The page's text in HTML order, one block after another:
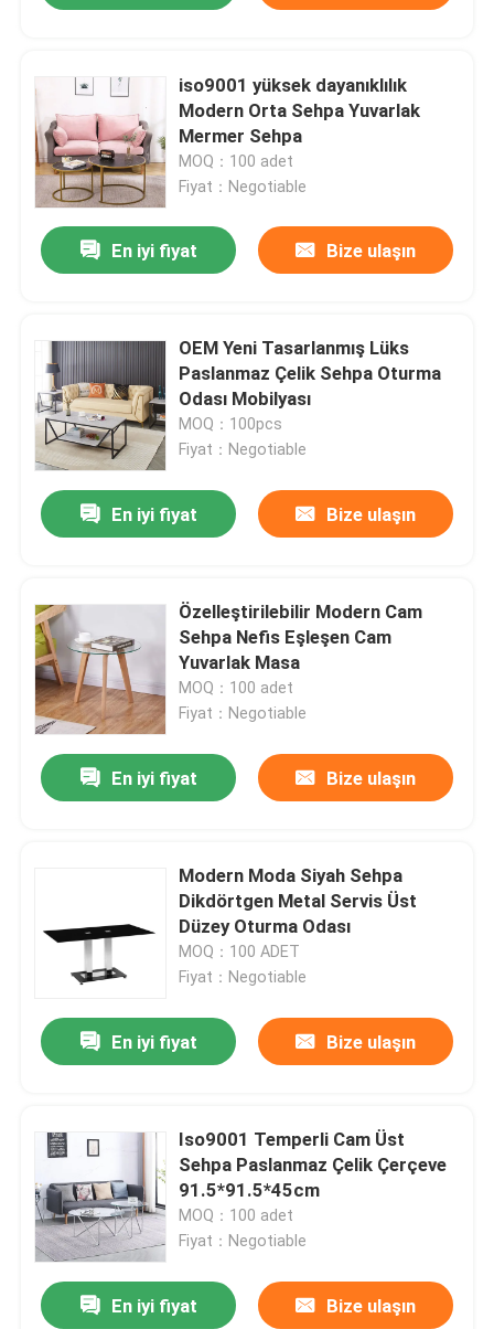
iso9001 yüksek dayanıklılık
Modern Orta Sehpa Yuvarlak
Mermer Sehpa
MOQ：100 adet
Fiyat：Negotiable
En iyi fiyat Bize ulaşın
OEM Yeni Tasarlanmış Lüks
Paslanmaz Çelik Sehpa Oturma
Odası Mobilyası
MOQ：100pcs
Fiyat：Negotiable
En iyi fiyat Bize ulaşın
Özelleştirilebilir Modern Cam
Sehpa Nefis Eşleşen Cam
Yuvarlak Masa
MOQ：100 adet
Fiyat：Negotiable
En iyi fiyat Bize ulaşın
Modern Moda Siyah Sehpa
Dikdörtgen Metal Servis Üst
Düzey Oturma Odası
MOQ：100 ADET
Fiyat：Negotiable
En iyi fiyat Bize ulaşın
Iso9001 Temperli Cam Üst
Sehpa Paslanmaz Çelik Çerçeve
91.5*91.5*45cm
MOQ：100 adet
Fiyat：Negotiable
En iyi fiyat Bize ulaşın